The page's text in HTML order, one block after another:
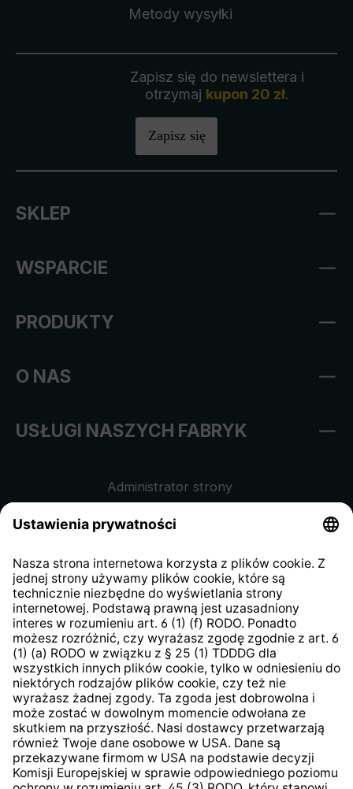
Metody wysyłki
Zapisz się do newslettera i
otrzymaj kupon 20 zł.
Zapisz się
SKLEP
WSPARCIE
PRODUKTY
O NAS
USŁUGI NASZYCH FABRYK
Administrator strony
kontrahentów
Klauzula informacyjna strony
internetowej
Strategia podatkowa
System zgłaszania nieprawidłowości